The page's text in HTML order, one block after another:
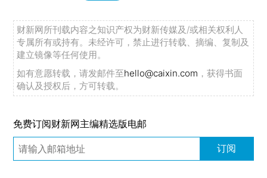
财新网所刊载内容之知识产权为财新传媒及/或相关权利人
专属所有或持有。未经许可，禁止进行转载、摘编、复制及
建立镜像等任何使用。
如有意愿转载，请发邮件至hello@caixin.com ，获得书面
确认及授权后，方可转载。
免费订阅财新网主编精选版电邮
订阅